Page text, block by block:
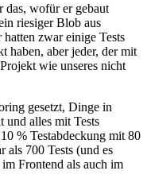
das, wofür er gebaut
riesiger Blob aus
zwar einige Tests
haben, aber jeder, der mit
wie unseres nicht
gesetzt, Dinge in
und alles mit Tests
% Testabdeckung mit 80
als 700 Tests (und es
Frontend als auch im